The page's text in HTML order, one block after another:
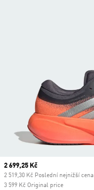
Current price
2 699,25 Kč
2 519,30 Kč Poslední nejnižší cena
3 599 Kč Original price